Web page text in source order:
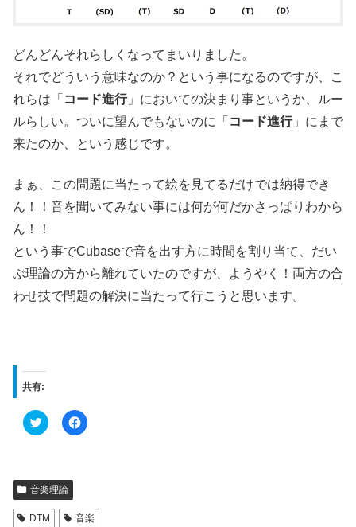
どんどんそれらしくなってまいりました。
それでどういう意味なのか？という事になるのですが、こ
れらは「 コード進行」においての決まり事というか、ルー
ルらしい。ついに望んでもないのに「 コード進行」にまで
来たのか、という感じです。
まぁ、この問題に当たって絵を見てるだけでは納得でき
ん！！音を聞いてみない事には何が何だかさっぱりわから
ん！！
という事でCubaseで音を出す方に時間を割り当て、だい
ぶ理論の方から離れていたのですが、ようやく！両方の合
わせ技で問題の解決に当たって行こうと思います。
共有:
ク
リ
T
w
i
t
t
F
a
共
有
音楽理論
DTM 音楽